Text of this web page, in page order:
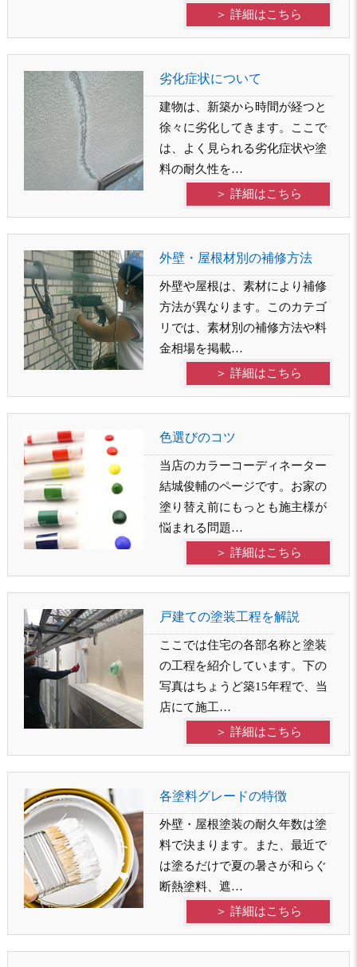
＞ 詳細はこちら
劣化症状について
建物は、新築から時間が経つと
徐々に劣化してきます。ここで
は、よく見られる劣化症状や塗
料の耐久性を…
＞ 詳細はこちら
外壁・屋根材別の補修方法
外壁や屋根は、素材により補修
方法が異なります。このカテゴ
リでは、素材別の補修方法や料
金相場を掲載…
＞ 詳細はこちら
色選びのコツ
当店のカラーコーディネーター
結城俊輔のページです。お家の
塗り替え前にもっとも施主様が
悩まれる問題…
＞ 詳細はこちら
戸建ての塗装工程を解説
ここでは住宅の各部名称と塗装
の工程を紹介しています。下の
写真はちょうど築15年程で、当
店にて施工…
＞ 詳細はこちら
各塗料グレードの特徴
外壁・屋根塗装の耐久年数は塗
料で決まります。また、最近で
は塗るだけで夏の暑さが和らぐ
断熱塗料、遮…
＞ 詳細はこちら